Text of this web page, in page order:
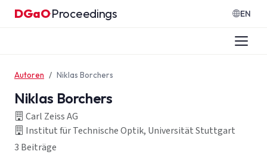
Zum Inhalt springen
DGaO·Proceedings EN
Autoren Niklas Borchers
Niklas Borchers
Carl Zeiss AG
Institut für Technische Optik, Universität Stuttgart
3 Beiträge